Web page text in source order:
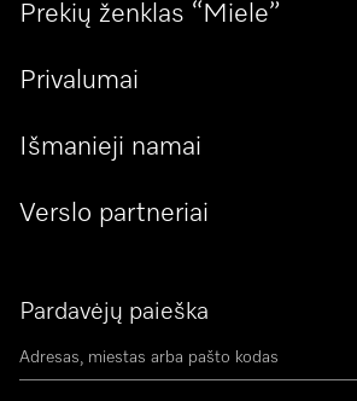
Pardavėjų paieška
Prekių ženklas “Miele”
Privalumai
Išmanieji namai
Verslo partneriai